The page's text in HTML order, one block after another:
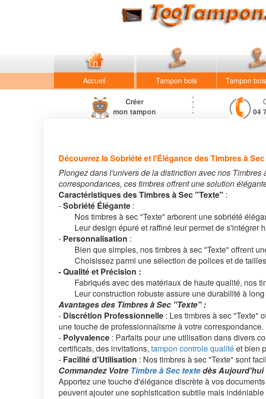
Accueil Tampon bois Tampon
Créer
mon tampon
04
Découvrez la Sobriété et l'Élégance des Timbres à
Plongez dans l'univers de la distinction avec nos
correspondances, ces timbres offrent une solution
Caractéristiques des Timbres à Sec "Texte" :
-Sobriété Élégante :
Nos timbres à sec "Texte" arborent une sobriété
Leur design épuré et raffiné leur permet de s'intégrer
- Personnalisation :
Bien que simples, nos timbres à sec "Texte" offrent
Choisissez parmi une sélection de polices et de tailles
- Qualité et Précision :
Fabriqués avec des matériaux de haute qualité, nos
Leur construction robuste assure une durabilité à long
Avantages des Timbres à Sec "Texte" :
- Discrétion Professionnelle : Les timbres à sec "Texte"
une touche de professionnalisme à votre correspondance.
- Polyvalence : Parfaits pour une utilisation dans divers
certificats, des invitations, tampon controle qualitéet bien
- Facilité d'Utilisation : Nos timbres à sec "Texte" sont
Commandez Votre Timbre à Sec textedès Aujourd'hui
Apportez une touche d'élégance discrète à vos
peuvent ajouter une sophistication subtile mais